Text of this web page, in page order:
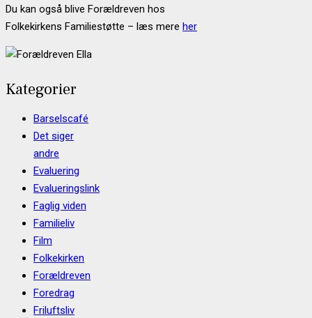
Du kan også blive Forældreven hos
Folkekirkens Familiestøtte – læs mere her
Kategorier
Barselscafé
Det siger
andre
Evaluering
Evalueringslink
Faglig viden
Familieliv
Film
Folkekirken
Forældreven
Foredrag
Friluftsliv